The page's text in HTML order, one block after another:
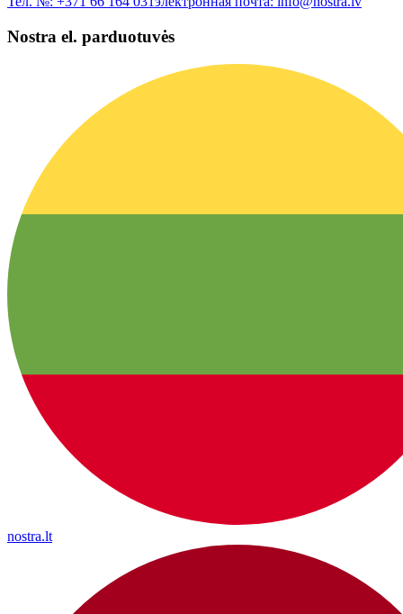
Nostra el. parduotuvės
nostra.lt